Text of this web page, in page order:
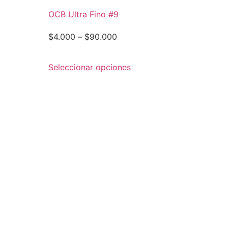
OCB Ultra Fino #9
$4.000 – $90.000
Seleccionar opciones